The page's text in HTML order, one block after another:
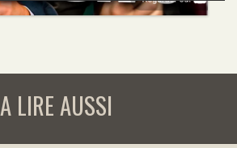
A LIRE AUSSI